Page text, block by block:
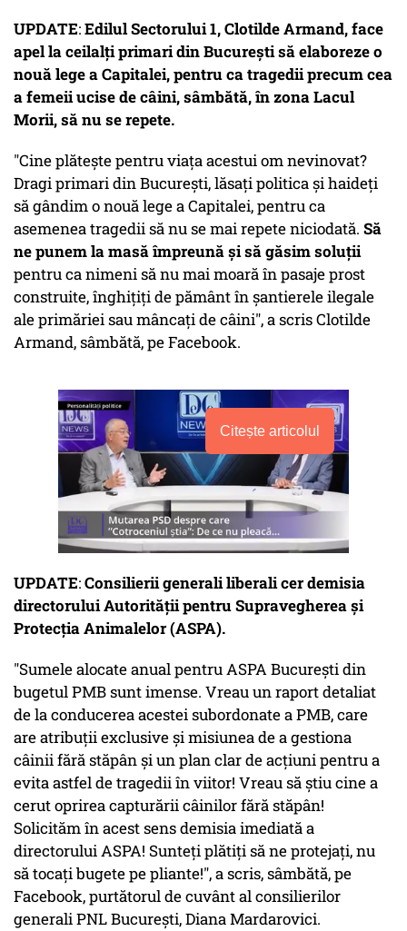
UPDATE:Edilul Sectorului 1, Clotilde Armand, face
apel la ceilalţi primari din Bucureşti să elaboreze o
nouă lege a Capitalei, pentru ca tragedii precum cea
a femeii ucise de câini, sâmbătă, în zona Lacul
Morii, să nu se repete.
"Cine plăteşte pentru viaţa acestui om nevinovat?
Dragi primari din Bucureşti, lăsaţi politica şi haideţi
să gândim o nouă lege a Capitalei, pentru ca
asemenea tragedii să nu se mai repete niciodată. Să
ne punem la masă împreună şi să găsim soluţii
pentru ca nimeni să nu mai moară în pasaje prost
construite, înghiţiţi de pământ în şantierele ilegale
ale primăriei sau mâncaţi de câini", a scris Clotilde
Armand, sâmbătă, pe Facebook.
Citește articolul
UPDATE:Consilierii generali liberali cer demisia
directorului Autorităţii pentru Supravegherea şi
Protecţia Animalelor (ASPA).
"Sumele alocate anual pentru ASPA Bucureşti din
bugetul PMB sunt imense. Vreau un raport detaliat
de la conducerea acestei subordonate a PMB, care
are atribuţii exclusive şi misiunea de a gestiona
câinii fără stăpân şi un plan clar de acţiuni pentru a
evita astfel de tragedii în viitor! Vreau să ştiu cine a
cerut oprirea capturării câinilor fără stăpân!
Solicităm în acest sens demisia imediată a
directorului ASPA! Sunteţi plătiţi să ne protejaţi, nu
să tocaţi bugete pe pliante!", a scris, sâmbătă, pe
Facebook, purtătorul de cuvânt al consilierilor
generali PNL Bucureşti, Diana Mardarovici.